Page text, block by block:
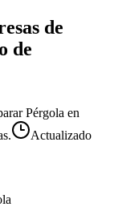
de
de
Pérgola en
Actualizado